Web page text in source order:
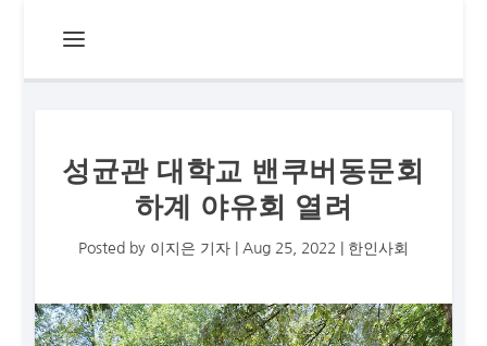
성균관 대학교 밴쿠버동문회
하계 야유회 열려
Posted by 이지은 기자| Aug 25, 2022 한인사회